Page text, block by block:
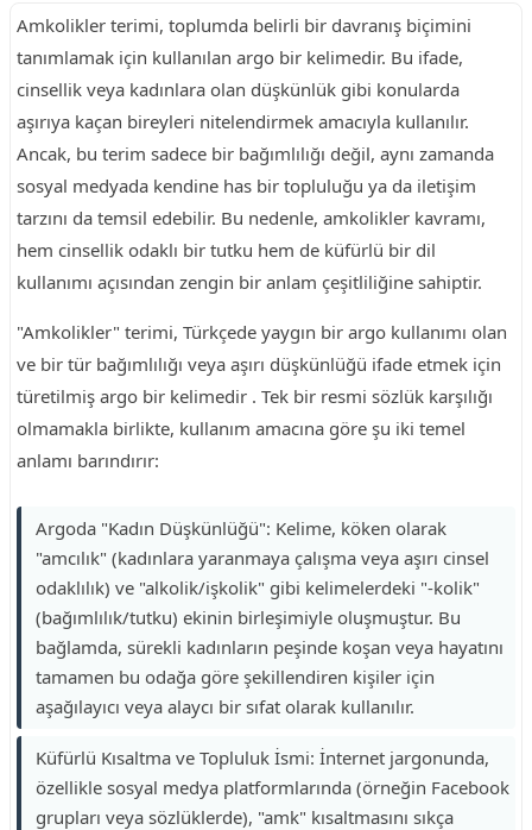
Amkolikler terimi, toplumda belirli bir davranış biçimini
tanımlamak için kullanılan argo bir kelimedir. Bu ifade,
cinsellik veya kadınlara olan düşkünlük gibi konularda
aşırıya kaçan bireyleri nitelendirmek amacıyla kullanılır.
Ancak, bu terim sadece bir bağımlılığı değil, aynı zamanda
sosyal medyada kendine has bir topluluğu ya da iletişim
tarzını da temsil edebilir. Bu nedenle, amkolikler kavramı,
hem cinsellik odaklı bir tutku hem de küfürlü bir dil
kullanımı açısından zengin bir anlam çeşitliliğine sahiptir.
"Amkolikler" terimi, Türkçede yaygın bir argo kullanımı olan
ve bir tür bağımlılığı veya aşırı düşkünlüğü ifade etmek için
türetilmiş argo bir kelimedir . Tek bir resmi sözlük karşılığı
olmamakla birlikte, kullanım amacına göre şu iki temel
anlamı barındırır:
Argoda "Kadın Düşkünlüğü": Kelime, köken olarak
"amcılık" (kadınlara yaranmaya çalışma veya aşırı cinsel
odaklılık) ve "alkolik/işkolik" gibi kelimelerdeki "-kolik"
(bağımlılık/tutku) ekinin birleşimiyle oluşmuştur. Bu
bağlamda, sürekli kadınların peşinde koşan veya hayatını
tamamen bu odağa göre şekillendiren kişiler için
aşağılayıcı veya alaycı bir sıfat olarak kullanılır.
Küfürlü Kısaltma ve Topluluk İsmi: İnternet jargonunda,
özellikle sosyal medya platformlarında (örneğin Facebook
grupları veya sözlüklerde), "amk" kısaltmasını sıkça